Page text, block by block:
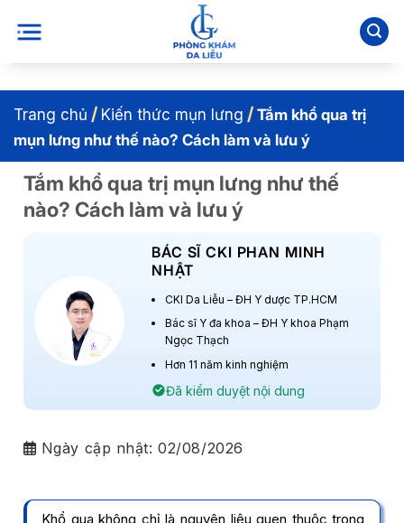
qua
Trang chủ / Kiến thức mụn lưng /Tắm khổ qua trị
mụn lưng như thế nào? Cách làm và lưu ý
Tắm khổ qua trị mụn lưng như thế
nào? Cách làm và lưu ý
BÁC SĨ CKI PHAN MINH
NHẬT
CKI Da Liễu – ĐH Y dược TP.HCM
Bác sĩ Y đa khoa – ĐH Y khoa Phạm
Ngọc Thạch
Hơn 11 năm kinh nghiệm
Đã kiểm duyệt nội dung
Ngày cập nhật:02/08/2026
Khổ qua không chỉ là nguyên liệu quen thuộc trong